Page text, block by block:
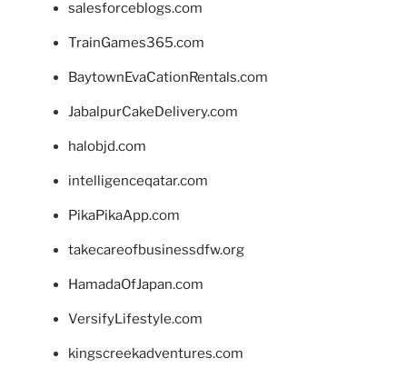
salesforceblogs.com
TrainGames365.com
BaytownEvaCationRentals.com
JabalpurCakeDelivery.com
halobjd.com
intelligenceqatar.com
PikaPikaApp.com
takecareofbusinessdfw.org
HamadaOfJapan.com
VersifyLifestyle.com
kingscreekadventures.com